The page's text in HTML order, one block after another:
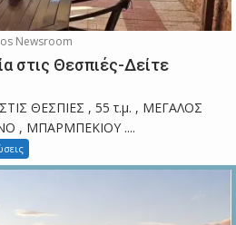
Newsroom
στις Θεσπιές-Δείτε
ΘΕΣΠΙΕΣ , 55 τ.μ. , ΜΕΓΑΛΟΣ
, ΜΠΑΡΜΠΕΚΙΟΥ ....